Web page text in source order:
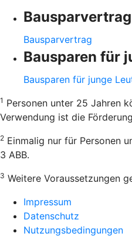
Bausparvertrag
Bausparvertrag
Bausparen für
Bausparen für junge
1 Personen unter 25 Jahren
Verwendung ist die
2 Einmalig nur für Personen
3 ABB.
3 Weitere Voraussetzungen
Impressum
Datenschutz
Nutzungsbedingungen